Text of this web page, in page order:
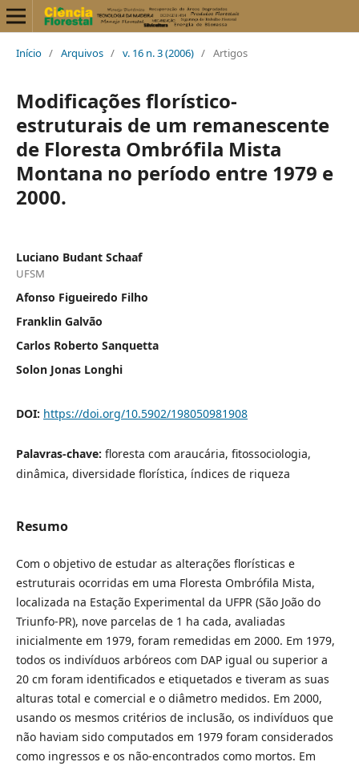
Início / Arquivos / v. 16 n. 3 (2006) / Artigos
Modificações florístico-
estruturais de um remanescente
de Floresta Ombrófila Mista
Montana no período entre 1979 e
2000.
Luciano Budant Schaaf
UFSM
Afonso Figueiredo Filho
Franklin Galvão
Carlos Roberto Sanquetta
Solon Jonas Longhi
DOI: https://doi.org/10.5902/198050981908
Palavras-chave: floresta com araucária, fitossociologia,
dinâmica, diversidade florística, índices de riqueza
Resumo
Com o objetivo de estudar as alterações florísticas e
estruturais ocorridas em uma Floresta Ombrófila Mista,
localizada na Estação Experimental da UFPR (São João do
Triunfo-PR), nove parcelas de 1 ha cada, avaliadas
inicialmente em 1979, foram remedidas em 2000. Em 1979,
todos os indivíduos arbóreos com DAP igual ou superior a
20 cm foram identificados e etiquetados e tiveram as suas
alturas total e comercial e o diâmetro medidos. Em 2000,
usando os mesmos critérios de inclusão, os indivíduos que
não haviam sido computados em 1979 foram considerados
como ingressos e os não-encontrados como mortos. Em